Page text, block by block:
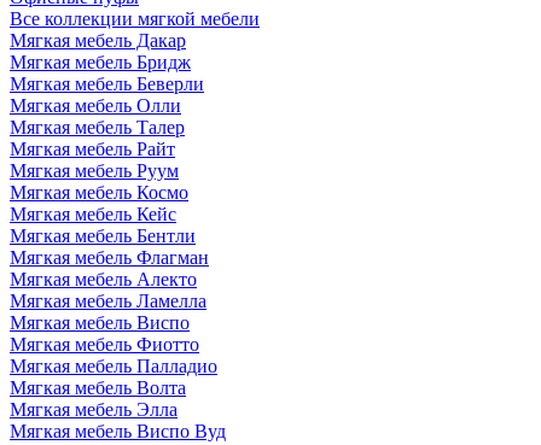
Все коллекции мягкой мебели
Мягкая мебель Дакар
Мягкая мебель Бридж
Мягкая мебель Беверли
Мягкая мебель Олли
Мягкая мебель Талер
Мягкая мебель Райт
Мягкая мебель Руум
Мягкая мебель Космо
Мягкая мебель Кейс
Мягкая мебель Бентли
Мягкая мебель Флагман
Мягкая мебель Алекто
Мягкая мебель Ламелла
Мягкая мебель Виспо
Мягкая мебель Фиотто
Мягкая мебель Палладио
Мягкая мебель Волта
Мягкая мебель Элла
Мягкая мебель Виспо Вуд